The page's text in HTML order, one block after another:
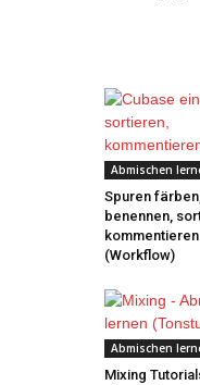
Abmischen
Spuren
benennen,
kommentieren
(Workflow)
Abmischen
Mixing